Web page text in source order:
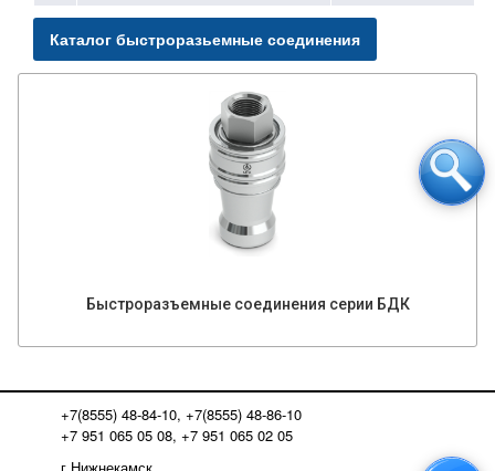
Каталог быстроразьемные соединения
Быстроразъемные соединения серии БДК
+7(8555) 48-84-10, +7(8555) 48-86-10
+7 951 065 05 08, +7 951 065 02 05